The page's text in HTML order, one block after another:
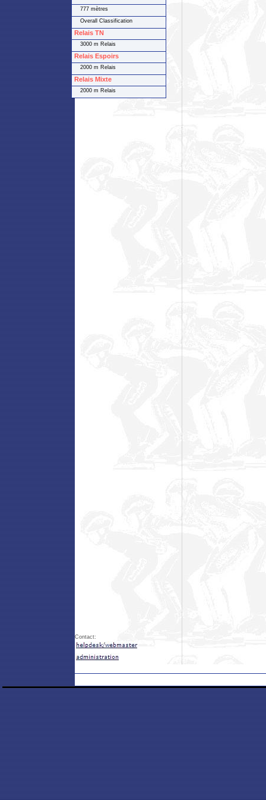
Contact:
777 mètres
Overall Classification
Relais TN
3000 m Relais
Relais Espoirs
2000 m Relais
Relais Mixte
2000 m Relais